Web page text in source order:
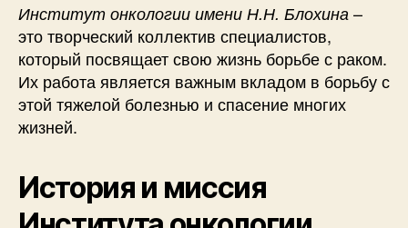
Институт онкологии имени Н.Н. Блохина –
это творческий коллектив специалистов,
который посвящает свою жизнь борьбе с раком.
Их работа является важным вкладом в борьбу с
этой тяжелой болезнью и спасение многих
жизней.
История и миссия